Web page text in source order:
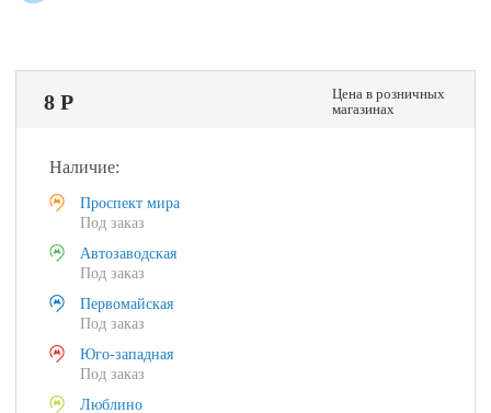
8 Р
Цена в розничных
магазинах
Наличие:
Проспект мира
Под заказ
Автозаводская
Под заказ
Первомайская
Под заказ
Юго-западная
Под заказ
Люблино